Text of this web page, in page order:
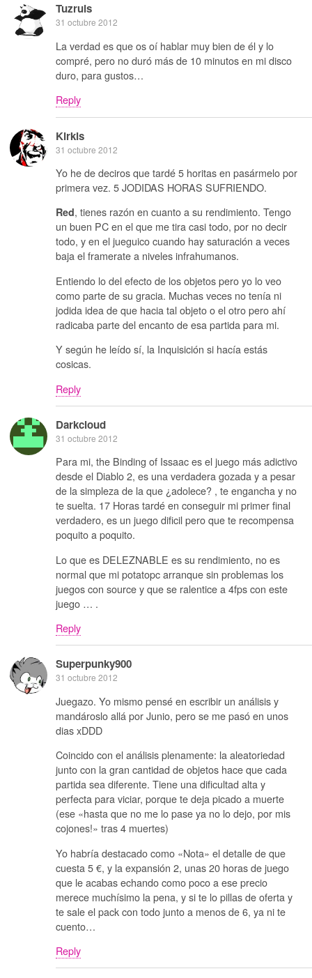
Tuzruis
31 octubre 2012
La verdad es que os oí hablar muy bien de él y lo
compré, pero no duró más de 10 minutos en mi disco
duro, para gustos…
Reply
Kirkis
31 octubre 2012
Yo he de deciros que tardé 5 horitas en pasármelo por
primera vez. 5 JODIDAS HORAS SUFRIENDO.
Red, tienes razón en cuanto a su rendimiento. Tengo
un buen PC en el que me tira casi todo, por no decir
todo, y en el jueguico cuando hay saturación a veces
baja el framerate a niveles infrahumanos.
Entiendo lo del efecto de los objetos pero yo lo veo
como parte de su gracia. Muchas veces no tenía ni
jodida idea de que hacia tal objeto o el otro pero ahí
radicaba parte del encanto de esa partida para mi.
Y según he leído sí, la Inquisición si hacía estás
cosicas.
Reply
Darkcloud
31 octubre 2012
Para mi, the Binding of Issaac es el juego más adictivo
desde el Diablo 2, es una verdadera gozada y a pesar
de la simpleza de la que ¿adolece? , te engancha y no
te suelta. 17 Horas tardé en conseguir mi primer final
verdadero, es un juego dificil pero que te recompensa
poquito a poquito.
Lo que es DELEZNABLE es su rendimiento, no es
normal que mi potatopc arranque sin problemas los
juegos con source y que se ralentice a 4fps con este
juego … .
Reply
Superpunky900
31 octubre 2012
Juegazo. Yo mismo pensé en escribir un análisis y
mandároslo allá por Junio, pero se me pasó en unos
dias xDDD
Coincido con el análisis plenamente: la aleatoriedad
junto con la gran cantidad de objetos hace que cada
partida sea diferente. Tiene una dificultad alta y
perfecta para viciar, porque te deja picado a muerte
(ese «hasta que no me lo pase ya no lo dejo, por mis
cojones!» tras 4 muertes)
Yo habría destacado como «Nota» el detalle de que
cuesta 5 €, y la expansión 2, unas 20 horas de juego
que le acabas echando como poco a ese precio
merece muchísimo la pena, y si te lo pillas de oferta y
te sale el pack con todo junto a menos de 6, ya ni te
cuento…
Reply